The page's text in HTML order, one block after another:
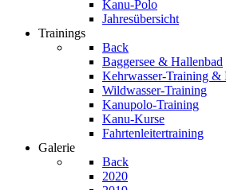
Kanu-Polo
Jahresübersicht
Trainings
Back
Baggersee & Hallenbad
Kehrwasser-Training &
Wildwasser-Training
Kanupolo-Training
Kanu-Kurse
Fahrtenleitertraining
Galerie
Back
2020